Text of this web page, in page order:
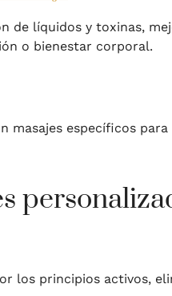
de líquidos y toxinas,
o bienestar corporal.
masajes específicos
los principios activos,